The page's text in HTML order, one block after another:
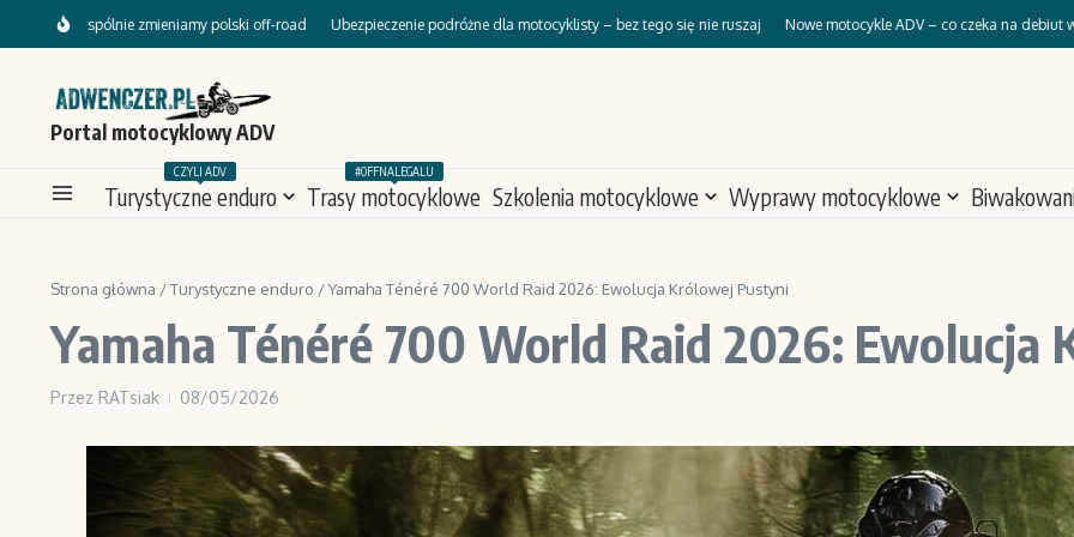
Przejdź do treści
zmieniamy polski off-road Ubezpieczenie podróżne dla motocyklisty – bez tego się nie ruszaj Nowe motocykle ADV – co czeka na debiut w 2026?
Portal motocyklowy ADV
Turystyczne enduro
CZYLI ADV
Trasy motocyklowe
#OFFNALEGALU
Szkolenia motocyklowe Wyprawy motocyklowe
Strona główna /Turystyczne enduro /Yamaha Ténéré 700 World Raid 2026: Ewolucja Królowej Pustyni
Yamaha Ténéré 700 World Raid 2026: Ewolucja
Przez RATsiak 08/05/2026